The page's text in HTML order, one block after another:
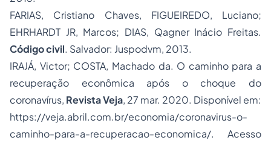
FARIAS, Cristiano Chaves, FIGUEIREDO, Luciano;
EHRHARDT JR, Marcos; DIAS, Qagner Inácio Freitas.
Código civil. Salvador: Juspodvm, 2013.
IRAJÁ, Victor; COSTA, Machado da. O caminho para a
recuperação econômica após o choque do
coronavírus, Revista Veja, 27 mar. 2020. Disponível em:
https://veja.abril.com.br/economia/coronavirus-o-
caminho-para-a-recuperacao-economica/. Acesso